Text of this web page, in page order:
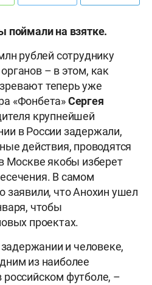
поймали на взятке.
рублей сотруднику
– в этом, как
теперь уже
«Фонбета»Сергея
крупнейшей
в России задержали,
действия, проводятся
Москве якобы изберет
В самом
заявили, что Анохин ушел
чтобы
проектах.
и человеке,
из наиболее
футболе, –